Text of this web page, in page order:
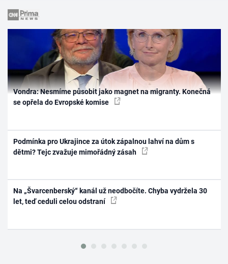
Vondra: Nesmíme působit jako magnet na migranty. Konečná
se opřela do Evropské komise
Podmínka pro Ukrajince za útok zápalnou lahví na dům s
dětmi? Tejc zvažuje mimořádný zásah
Na „Švarcenberský“ kanál už neodbočíte. Chyba vydržela 30
let, teď ceduli celou odstraní